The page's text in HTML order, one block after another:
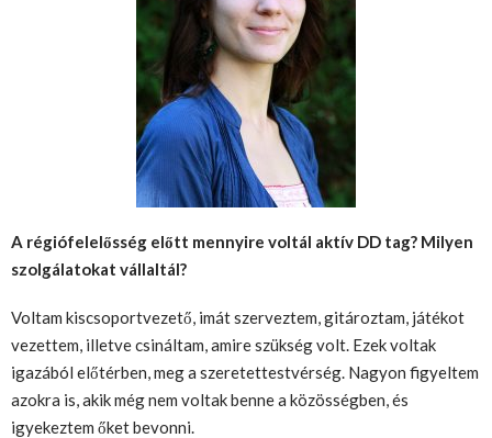
A régiófelelősség előtt mennyire voltál aktív DD tag? Milyen
szolgálatokat vállaltál?
Voltam kiscsoportvezető, imát szerveztem, gitároztam, játékot
vezettem, illetve csináltam, amire szükség volt. Ezek voltak
igazából előtérben, meg a szeretettestvérség. Nagyon figyeltem
azokra is, akik még nem voltak benne a közösségben, és
igyekeztem őket bevonni.